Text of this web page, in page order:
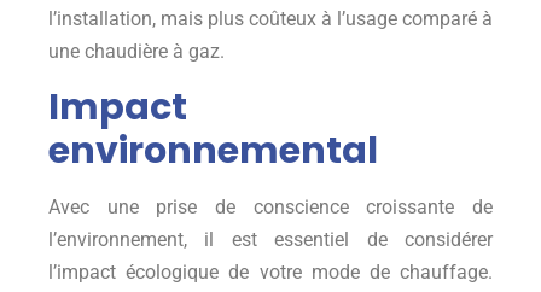
l’installation, mais plus coûteux à l’usage comparé à
une chaudière à gaz.
Impact
environnemental
Avec une prise de conscience croissante de
l’environnement, il est essentiel de considérer
l’impact écologique de votre mode de chauffage.